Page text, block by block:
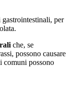
per
che, se
possono causare
comuni possono